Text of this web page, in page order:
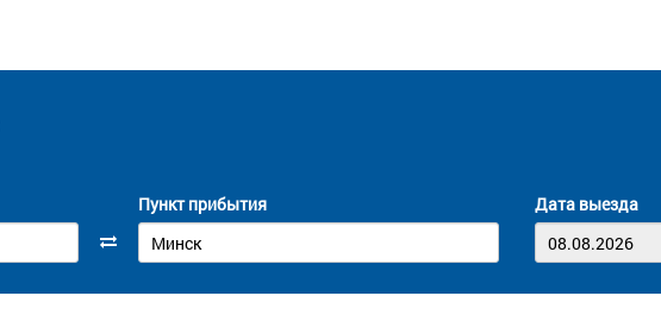
Пункт прибытия Дата выезда